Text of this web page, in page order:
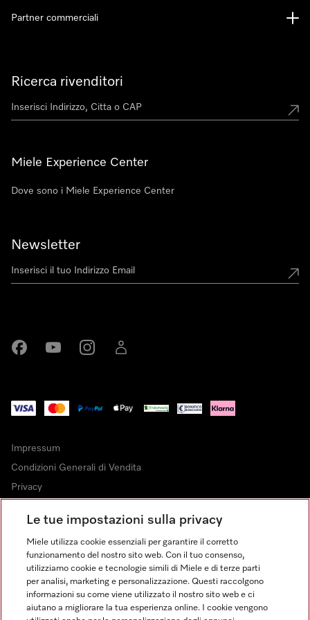
Ricerca rivenditori
Miele Experience Center
Dove sono i Miele Experience Center
Newsletter
Partner commerciali
Impressum
Condizioni Generali di Vendita
Privacy
Dichiarazione di Accessibilità
Modulo di recesso
Legge sui servizi digitali
Impostazioni cookie
Le tue impostazioni sulla privacy
Miele utilizza cookie essenziali per garantire il corretto
funzionamento del nostro sito web. Con il tuo consenso,
utilizziamo cookie e tecnologie simili di Miele e di terze parti
per analisi, marketing e personalizzazione. Questi raccolgono
informazioni su come viene utilizzato il nostro sito web e ci
aiutano a migliorare la tua esperienza online. I cookie vengono